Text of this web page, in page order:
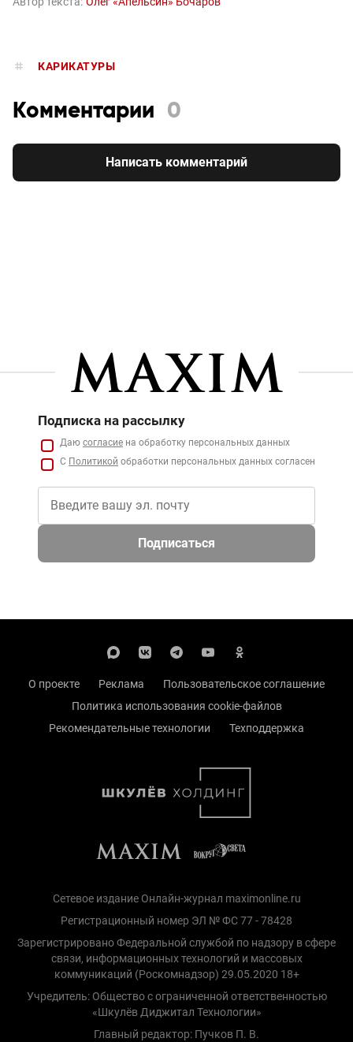
КАРИКАТУРЫ
Комментарии 0
Написать комментарий
Подписка на рассылку
Даю согласие на обработку персональных данных
С Политикой обработки персональных данных согласен
Подписаться
О проекте Реклама
Пользовательское соглашение
Политика использования cookie-файлов
Рекомендательные технологии
Техподдержка
Сетевое издание Онлайн-журнал maximonline.ru
Регистрационный номер ЭЛ № ФС 77 - 78428
Зарегистрировано Федеральной службой по надзору в сфере
связи, информационных технологий и массовых
коммуникаций (Роскомнадзор) 29.05.2020 18+
Учредитель: Общество с ограниченной ответственностью
«Шкулёв Диджитал Технологии»
Главный редактор: Пучков П. В.